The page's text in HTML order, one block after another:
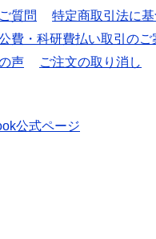
質問
特定商取引法に
費・科研費払い取引のご
声 ご注文の取り消し
公式ページ